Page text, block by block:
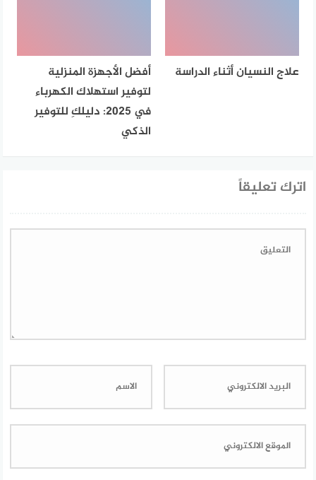
علاج النسيان أثناء الدراسة
أفضل الأجهزة المنزلية
لتوفير استهلاك الكهرباء
في 2025: دليلكِ للتوفير
الذكي
اترك تعليقاً